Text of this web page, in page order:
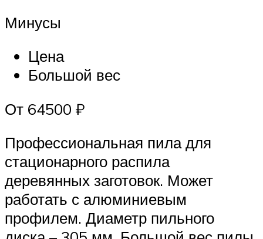
Минусы
Цена
Большой вес
От 64500 ₽
Профессиональная пила для
стационарного распила
деревянных заготовок. Может
работать с алюминиевым
профилем. Диаметр пильного